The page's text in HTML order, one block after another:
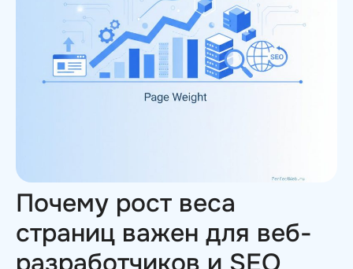
Почему рост веса
страниц важен для веб-